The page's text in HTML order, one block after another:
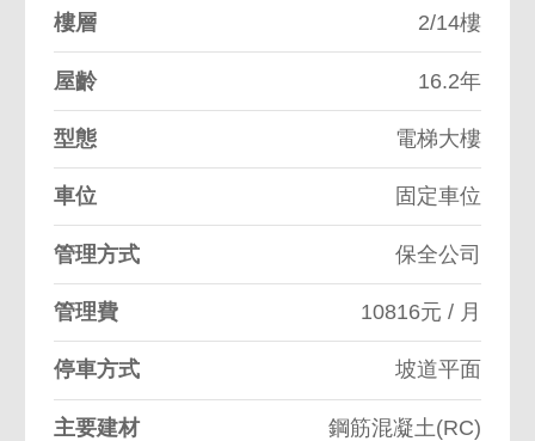
樓層 2/14樓
屋齡 16.2年
型態 電梯大樓
車位 固定車位
管理方式 保全公司
管理費 10816元 / 月
停車方式 坡道平面
主要建材 鋼筋混凝土(RC)